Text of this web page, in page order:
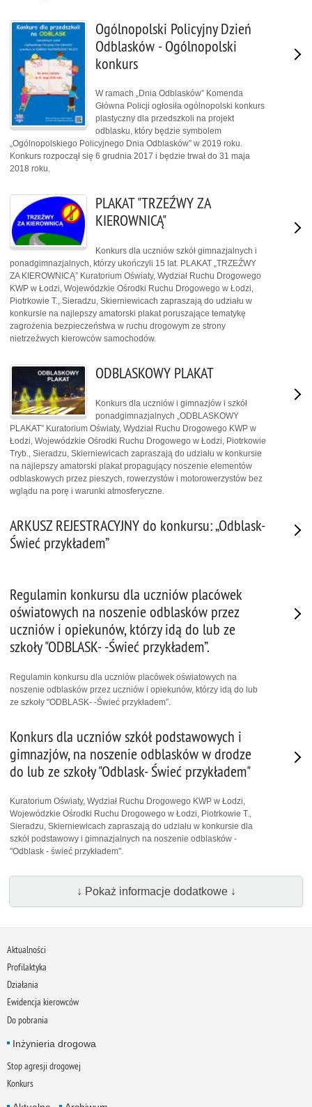
Ogólnopolski Policyjny Dzień
Odblasków - Ogólnopolski
konkurs
W ramach „Dnia Odblasków” Komenda
Główna Policji ogłosiła ogólnopolski konkurs
plastyczny dla przedszkoli na projekt
odblasku, który będzie symbolem
„Ogólnopolskiego Policyjnego Dnia Odblasków” w 2019 roku.
Konkurs rozpoczął się 6 grudnia 2017 i będzie trwał do 31 maja
2018 roku.
PLAKAT "TRZEŹWY ZA
KIEROWNICĄ"
Konkurs dla uczniów szkół gimnazjalnych i
ponadgimnazjalnych, którzy ukończyli 15 lat. PLAKAT „TRZEŹWY
ZA KIEROWNICĄ” Kuratorium Oświaty, Wydział Ruchu Drogowego
KWP w Łodzi, Wojewódzkie Ośrodki Ruchu Drogowego w Łodzi,
Piotrkowie T., Sieradzu, Skierniewicach zapraszają do udziału w
konkursie na najlepszy amatorski plakat poruszające tematykę
zagrożenia bezpieczeństwa w ruchu drogowym ze strony
nietrzeźwych kierowców samochodów.
ODBLASKOWY PLAKAT
Konkurs dla uczniów i gimnazjów i szkół
ponadgimnazjalnych „ODBLASKOWY
PLAKAT” Kuratorium Oświaty, Wydział Ruchu Drogowego KWP w
Łodzi, Wojewódzkie Ośrodki Ruchu Drogowego w Łodzi, Piotrkowie
Tryb., Sieradzu, Skierniewicach zapraszają do udziału w konkursie
na najlepszy amatorski plakat propagujący noszenie elementów
odblaskowych przez pieszych, rowerzystów i motorowerzystów bez
wglądu na porę i warunki atmosferyczne.
ARKUSZ REJESTRACYJNY do konkursu: „Odblask-
Świeć przykładem”
Regulamin konkursu dla uczniów placówek
oświatowych na noszenie odblasków przez
uczniów i opiekunów, którzy idą do lub ze
szkoły "ODBLASK- -Świeć przykładem”.
Regulamin konkursu dla uczniów placówek oświatowych na
noszenie odblasków przez uczniów i opiekunów, którzy idą do lub
ze szkoły "ODBLASK- -Świeć przykładem”.
Konkurs dla uczniów szkół podstawowych i
gimnazjów, na noszenie odblasków w drodze
do lub ze szkoły "Odblask- Świeć przykładem"
Kuratorium Oświaty, Wydział Ruchu Drogowego KWP w Łodzi,
Wojewódzkie Ośrodki Ruchu Drogowego w Łodzi, Piotrkowie T.,
Sieradzu, Skierniewicach zapraszają do udziału w konkursie dla
szkół podstawowy i gimnazjalnych na noszenie odblasków -
"Odblask - świeć przykładem".
↓ Pokaż informacje dodatkowe ↓
Aktualności
Profilaktyka
Działania
Ewidencja kierowców
Do pobrania
Inżynieria drogowa
Stop agresji drogowej
Konkurs